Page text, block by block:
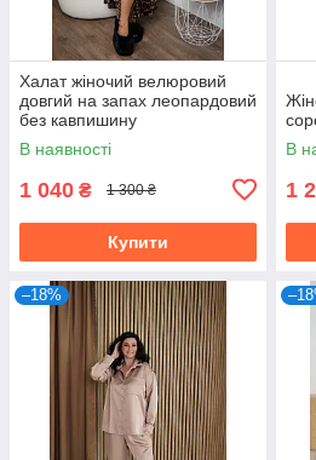
Халат жіночий велюровий
довгий на запах леопардовий
без кавпишину
В наявності
1 040 ₴ 1 300 ₴
Купити
В
1
–18%